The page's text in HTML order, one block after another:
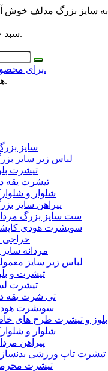
به سایز بزرگ مدلف خوش
سبد خرید شما خالی است.
برای محصولات بیشتر کلیک کنید.
هیچ محصولی پیدا نشد.
سایز
لباس زیر سایز
تیشرت
تیشرت یقه
شلوار و
پیراهن سایز
ست سایز بزرگ
سویشرت هودی
حراجی
مردانه
لباس زیر سایز
تیشرت و
تیشرت
تی شرت یقه
سویشرت
بلوز و تیشرت طرح های
شلوار و
پیراهن
تیشرت تاپ ورزشی
تیشرت